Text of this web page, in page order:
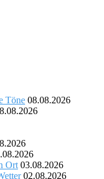
Töne 08.08.2026
Ort 03.08.2026
02.08.2026